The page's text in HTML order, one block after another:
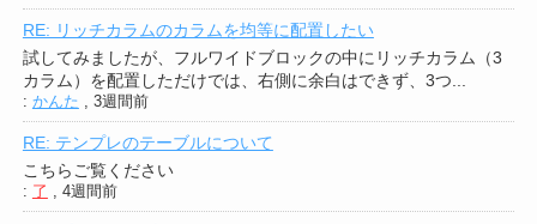
RE: リッチカラムのカラムを均等に配置したい
試してみましたが、フルワイドブロックの中にリッチカラム（3
カラム）を配置しただけでは、右側に余白はできず、3つ...
: かんた , 3週間前
RE: テンプレのテーブルについて
こちらご覧ください
: 了 , 4週間前